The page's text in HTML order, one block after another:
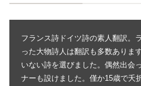
フランス詩ドイツ詩の素人翻訳。
った大物詩人は翻訳も多数ありま
いない詩を選びました。偶然出会
ナーも設けました。僅か15歳で夭